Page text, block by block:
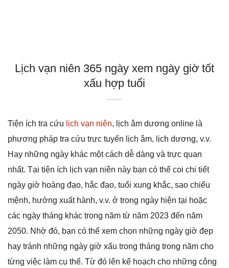
Lịch vạn niên 365 ngày xem ngày giờ tốt
xấu hợp tuổi
Tiện ích tra cứu lịch vạn niên, lịch âm dương online là
phương pháp tra cứu trực tuyến lịch âm, lịch dương, v.v.
Hay những ngày khác một cách dễ dàng và trực quan
nhất. Tại tiện ích lịch vạn niên này bạn có thể coi chi tiết
ngày giờ hoàng đạo, hắc đạo, tuổi xung khắc, sao chiếu
mệnh, hướng xuất hành, v.v. ở trong ngày hiện tại hoặc
các ngày tháng khác trong năm từ năm 2023 đến năm
2050. Nhờ đó, bạn có thể xem chọn những ngày giờ đẹp
hay tránh những ngày giờ xấu trong tháng trong năm cho
từng việc làm cụ thể. Từ đó lên kế hoạch cho những công